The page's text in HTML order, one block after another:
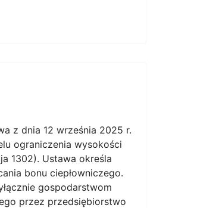
z dnia 12 września 2025 r.
ograniczenia wysokości
1302). Ustawa określa
bonu ciepłowniczego.
gospodarstwom
przez przedsiębiorstwo